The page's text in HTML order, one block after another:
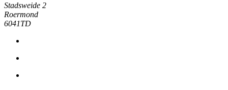
Stadsweide 2
Roermond
6041TD